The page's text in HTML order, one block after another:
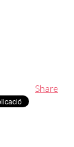
Share